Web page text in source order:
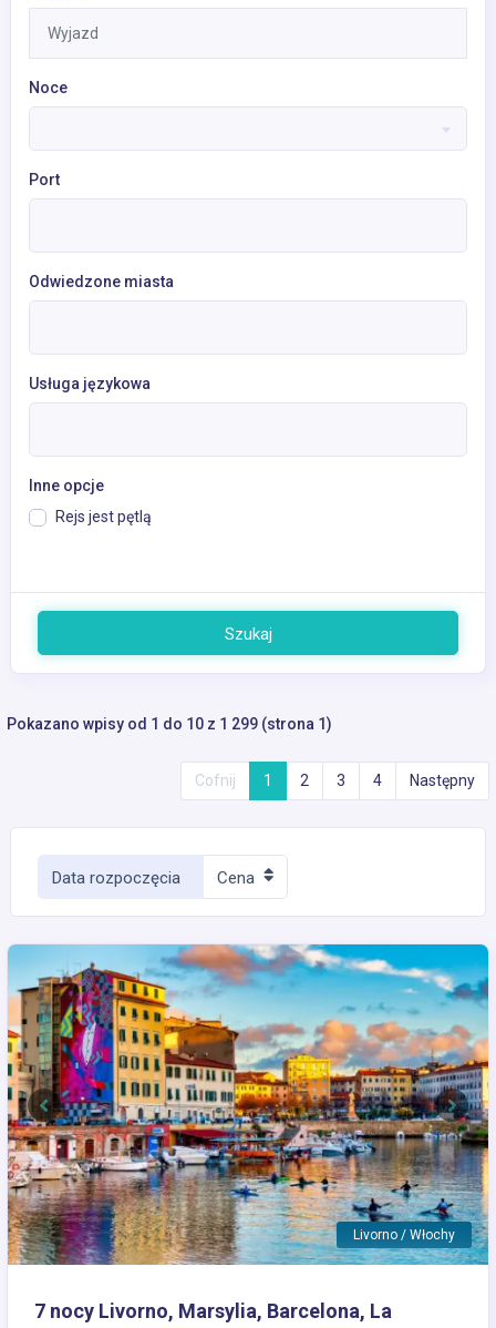
Noce
Port
Odwiedzone miasta
Usługa językowa
Inne opcje
Rejs jest pętlą
Szukaj
Pokazano wpisy od 1 do 10 z 1 299 (strona 1)
Cofnij 1 2 3 4 Następny
Data rozpoczęcia Cena
Livorno / Włochy
Previous Next
7 nocy Livorno, Marsylia, Barcelona, La